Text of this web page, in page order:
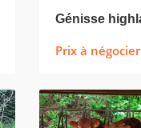
Prix à négocier